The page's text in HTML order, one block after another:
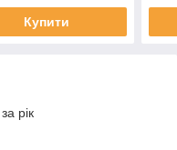
Купити
рік